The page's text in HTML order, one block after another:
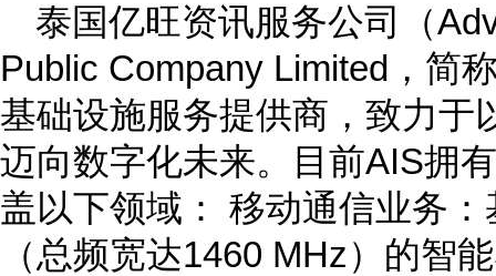
泰国亿旺资讯服务公司（
Public Company Limited，简
基础设施服务提供商，致力于
迈向数字化未来。目前AIS拥
盖以下领域： 移动通信业务
（总频宽达1460 MHz）的智